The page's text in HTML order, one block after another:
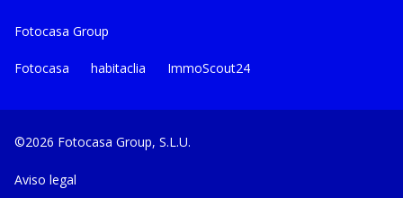
Fotocasa Group
Fotocasa habitaclia ImmoScout24
©2026 Fotocasa Group, S.L.U.
Aviso legal